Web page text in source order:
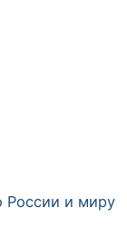
России и миру